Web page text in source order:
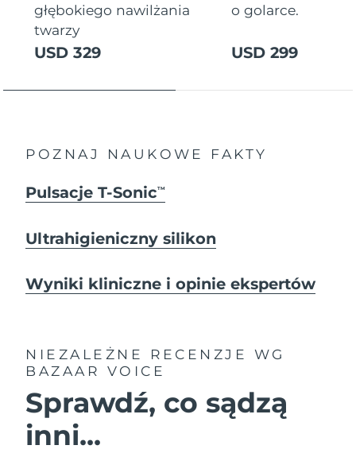
głębokiego nawilżania
twarzy
USD 329
o golarce.
USD 299
POZNAJ NAUKOWE FAKTY
Pulsacje T-SonicTM
Ultrahigieniczny silikon
Wyniki kliniczne i opinie ekspertów
NIEZALEŻNE RECENZJE
WG
BAZAAR VOICE
Sprawdź, co sądzą
inni...